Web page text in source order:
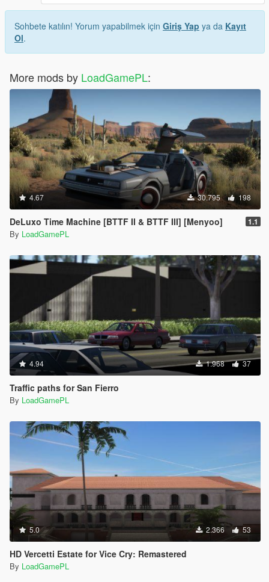
Sohbete katılın! Yorum yapabilmek için Giriş Yap ya da Kayıt
Ol.
More mods by LoadGamePL:
4.67 30.795 198
DeLuxo Time Machine [BTTF II & BTTF III] [Menyoo] 1.1
By LoadGamePL
4.94 1.968 37
Traffic paths for San Fierro
By LoadGamePL
5.0 2.366 53
HD Vercetti Estate for Vice Cry: Remastered
By LoadGamePL